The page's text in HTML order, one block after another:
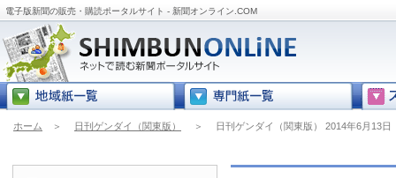
電子版新聞の販売・購読ポータルサイト - 新聞オンライン.COM
ホーム ＞ 日刊ゲンダイ（関東版） ＞ 日刊ゲンダイ（関東版） 2014年6月13日